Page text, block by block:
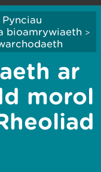
Pynciau
bioamrywiaeth >
ar
morol